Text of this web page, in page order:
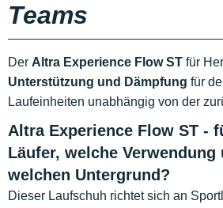
Teams
Der Altra Experience Flow ST für
Unterstützung und Dämpfung für
Laufeinheiten unabhängig von der
Altra Experience Flow ST -
Läufer, welche Verwendung
welchen Untergrund?
Dieser Laufschuh richtet sich an